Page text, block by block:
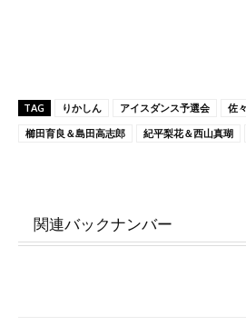
TAG りかしん アイスダンス予選会
佐
櫛田育良＆島田高志郎
紀平梨花＆西山真瑚
関連バックナンバー